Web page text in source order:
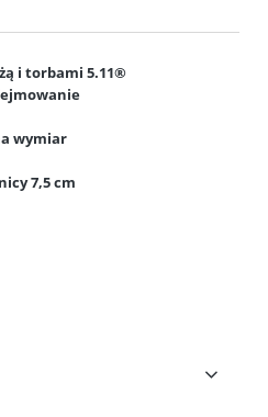
i torbami 5.11®
wymiar
7,5 cm